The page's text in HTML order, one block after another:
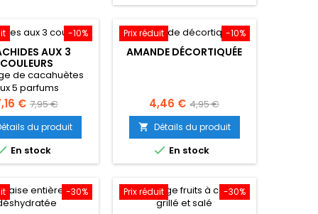
-10%
AUX 3
COULEURS
de cacahuètes
5 parfums
€ Prix
de
base
7,95 €
du produit
En stock
-10%
Prix réduit
AMANDE DÉCORTIQUÉE
Prix
4,46 € Prix
de
base
4,95 €
 Détails du produit
 En stock
-30% -30%
Prix réduit